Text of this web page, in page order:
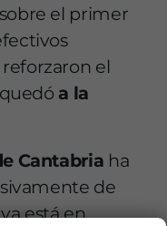
el primer
el
a la
Cantabria ha
de
está en